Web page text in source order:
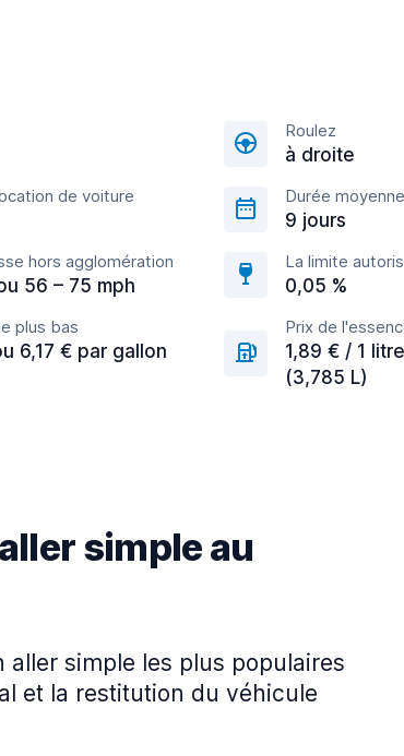
Roulez
à droite
de voiture Durée
9 jours
hors agglomération
56 – 75 mph
La limite
0,05 %
plus bas
6,17 € par gallon
Prix de
1,89 € / 1
(3,785 L)
simple au
simple les plus populaires
et la restitution du véhicule